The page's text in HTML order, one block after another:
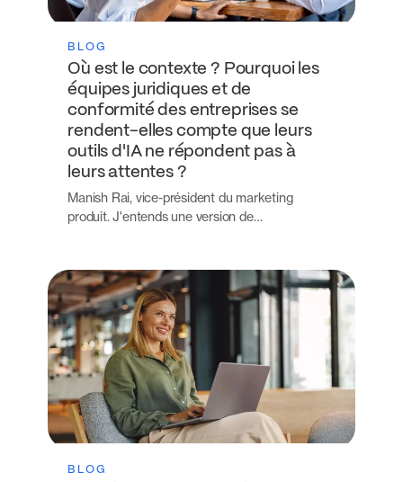
BLOG
Où est le contexte ? Pourquoi les
équipes juridiques et de
conformité des entreprises se
rendent-elles compte que leurs
outils d'IA ne répondent pas à
leurs attentes ?
Manish Rai, vice-président du marketing
produit. J'entends une version de…
BLOG